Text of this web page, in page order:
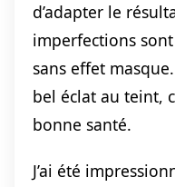
d’adapter le
imperfections
sans effet
bel éclat au teint,
bonne santé.
J’ai été